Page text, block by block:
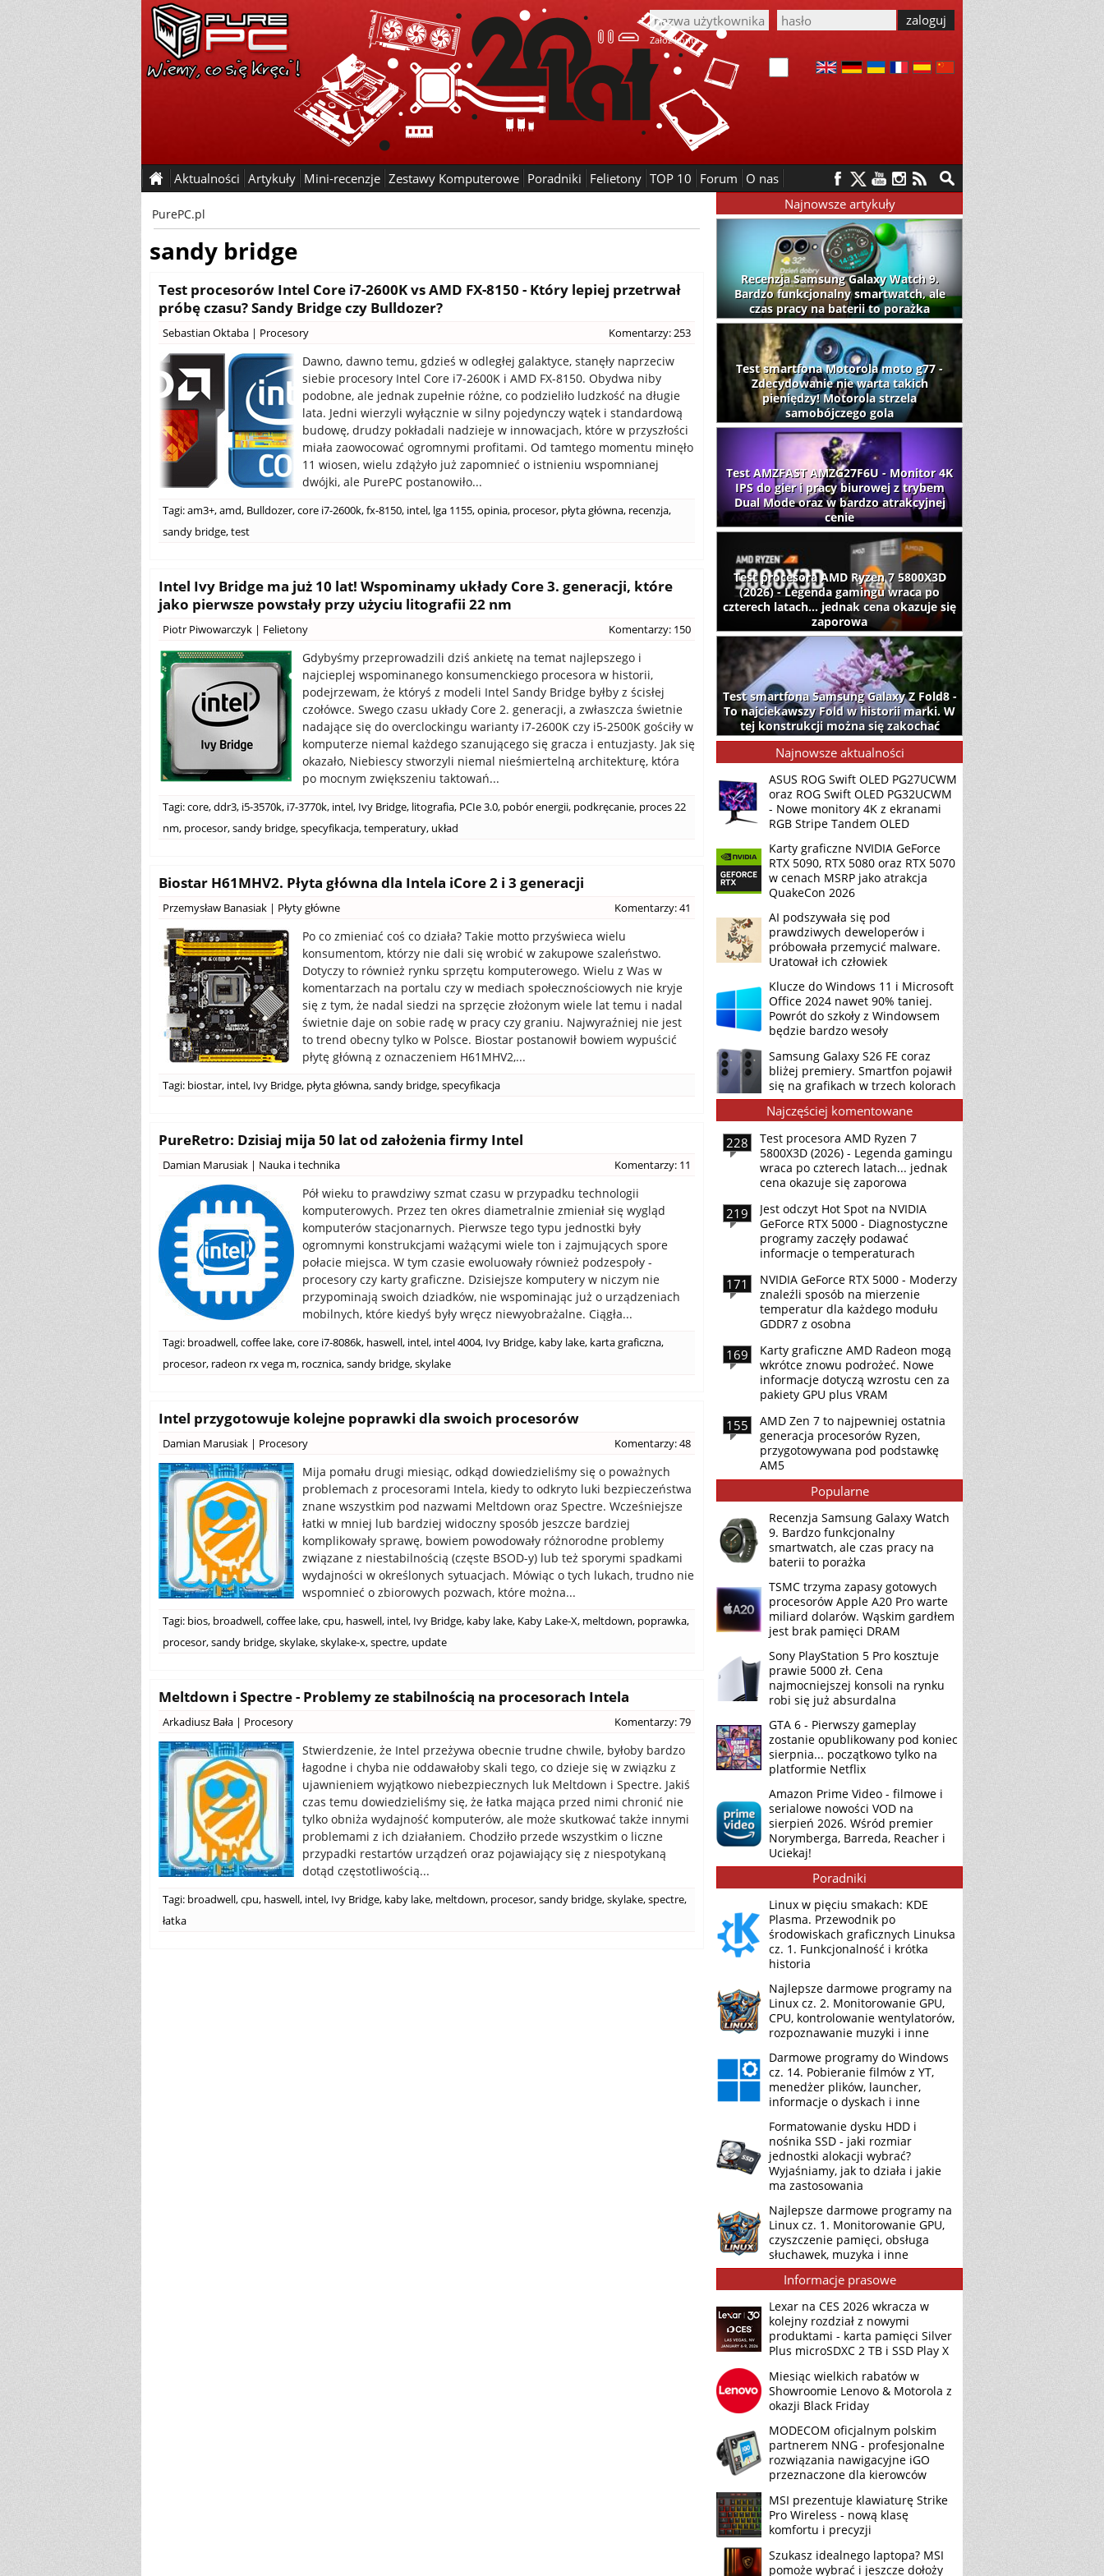
Załóż konto
Aktualności Artykuły Mini-recenzje Zestawy Komputerowe Poradniki Felietony TOP 10 Forum O nas
PurePC.pl
sandy bridge
Test procesorów Intel Core i7-2600K vs AMD FX-8150 - Który lepiej przetrwał
próbę czasu? Sandy Bridge czy Bulldozer?
Sebastian Oktaba | Procesory Komentarzy: 253
Dawno, dawno temu, gdzieś w odległej galaktyce, stanęły naprzeciw
siebie procesory Intel Core i7-2600K i AMD FX-8150. Obydwa niby
podobne, ale jednak zupełnie różne, co podzieliło ludzkość na długie
lata. Jedni wierzyli wyłącznie w silny pojedynczy wątek i standardową
budowę, drudzy pokładali nadzieje w innowacjach, które w przyszłości
miała zaowocować ogromnymi profitami. Od tamtego momentu minęło
11 wiosen, wielu zdążyło już zapomnieć o istnieniu wspomnianej
dwójki, ale PurePC postanowiło...
Tagi:am3+,amd, Bulldozer,core i7-2600k,fx-8150, intel, lga 1155,opinia, procesor, płyta główna, recenzja,
sandy bridge,test
Intel Ivy Bridge ma już 10 lat! Wspominamy układy Core 3. generacji, które
jako pierwsze powstały przy użyciu litografii 22 nm
Piotr Piwowarczyk | Felietony Komentarzy: 150
Gdybyśmy przeprowadzili dziś ankietę na temat najlepszego i
najcieplej wspominanego konsumenckiego procesora w historii,
podejrzewam, że któryś z modeli Intel Sandy Bridge byłby z ścisłej
czołówce. Swego czasu układy Core 2. generacji, a zwłaszcza świetnie
nadające się do overclockingu warianty i7-2600K czy i5-2500K gościły w
komputerze niemal każdego szanującego się gracza i entuzjasty. Jak się
okazało, Niebiescy stworzyli niemal nieśmiertelną architekturę, która
po mocnym zwiększeniu taktowań...
Tagi:core,ddr3, i5-3570k, i7-3770k, intel, Ivy Bridge, litografia, PCIe 3.0, pobór energii, podkręcanie, proces 22
nm, procesor,sandy bridge,specyfikacja,temperatury, układ
Biostar H61MHV2. Płyta główna dla Intela iCore 2 i 3 generacji
Przemysław Banasiak | Płyty główne Komentarzy: 41
Po co zmieniać coś co działa? Takie motto przyświeca wielu
konsumentom, którzy nie dali się wrobić w zakupowe szaleństwo.
Dotyczy to również rynku sprzętu komputerowego. Wielu z Was w
komentarzach na portalu czy w mediach społecznościowych nie kryje
się z tym, że nadal siedzi na sprzęcie złożonym wiele lat temu i nadal
świetnie daje on sobie radę w pracy czy graniu. Najwyraźniej nie jest
to trend obecny tylko w Polsce. Biostar postanowił bowiem wypuścić
płytę główną z oznaczeniem H61MHV2,...
Tagi: biostar, intel, Ivy Bridge, płyta główna,sandy bridge,specyfikacja
PureRetro: Dzisiaj mija 50 lat od założenia firmy Intel
Damian Marusiak | Nauka i technika Komentarzy: 11
Pół wieku to prawdziwy szmat czasu w przypadku technologii
komputerowych. Przez ten okres diametralnie zmieniał się wygląd
komputerów stacjonarnych. Pierwsze tego typu jednostki były
ogromnymi konstrukcjami ważącymi wiele ton i zajmujących spore
połacie miejsca. W tym czasie ewoluowały również podzespoły -
procesory czy karty graficzne. Dzisiejsze komputery w niczym nie
przypominają swoich dziadków, nie wspominając już o urządzeniach
mobilnych, które kiedyś były wręcz niewyobrażalne. Ciągła...
Tagi: broadwell,coffee lake,core i7-8086k, haswell, intel, intel 4004, Ivy Bridge, kaby lake, karta graficzna,
procesor, radeon rx vega m, rocznica,sandy bridge,skylake
Intel przygotowuje kolejne poprawki dla swoich procesorów
Damian Marusiak | Procesory Komentarzy: 48
Mija pomału drugi miesiąc, odkąd dowiedzieliśmy się o poważnych
problemach z procesorami Intela, kiedy to odkryto luki bezpieczeństwa
znane wszystkim pod nazwami Meltdown oraz Spectre. Wcześniejsze
łatki w mniej lub bardziej widoczny sposób jeszcze bardziej
komplikowały sprawę, bowiem powodowały różnorodne problemy
związane z niestabilnością (częste BSOD-y) lub też sporymi spadkami
wydajności w określonych sytuacjach. Mówiąc o tych lukach, trudno nie
wspomnieć o zbiorowych pozwach, które można...
Tagi: bios, broadwell,coffee lake,cpu, haswell, intel, Ivy Bridge, kaby lake, Kaby Lake-X, meltdown, poprawka,
procesor,sandy bridge,skylake,skylake-x,spectre, update
Meltdown i Spectre - Problemy ze stabilnością na procesorach Intela
Arkadiusz Bała | Procesory Komentarzy: 79
Stwierdzenie, że Intel przeżywa obecnie trudne chwile, byłoby bardzo
łagodne i chyba nie oddawałoby skali tego, co dzieje się w związku z
ujawnieniem wyjątkowo niebezpiecznych luk Meltdown i Spectre. Jakiś
czas temu dowiedzieliśmy się, że łatka mająca przed nimi chronić nie
tylko obniża wydajność komputerów, ale może skutkować także innymi
problemami z ich działaniem. Chodziło przede wszystkim o liczne
przypadki restartów urządzeń oraz pojawiający się z niespotykaną
dotąd częstotliwością...
Tagi: broadwell,cpu, haswell, intel, Ivy Bridge, kaby lake, meltdown, procesor,sandy bridge,skylake,spectre,
łatka
Najnowsze artykuły
Recenzja Samsung Galaxy Watch 9.
Bardzo funkcjonalny smartwatch, ale
czas pracy na baterii to porażka
Test smartfona Motorola moto g77 -
Zdecydowanie nie warta takich
pieniędzy! Motorola strzela
samobójczego gola
Test AMZFAST AMZG27F6U - Monitor 4K
IPS do gier i pracy biurowej z trybem
Dual Mode oraz w bardzo atrakcyjnej
cenie
Test procesora AMD Ryzen 7 5800X3D
(2026) - Legenda gamingu wraca po
czterech latach... jednak cena okazuje się
zaporowa
Test smartfona Samsung Galaxy Z Fold8 -
To najciekawszy Fold w historii marki. W
tej konstrukcji można się zakochać
Najnowsze aktualności
ASUS ROG Swift OLED PG27UCWM
oraz ROG Swift OLED PG32UCWM
- Nowe monitory 4K z ekranami
RGB Stripe Tandem OLED
Karty graficzne NVIDIA GeForce
RTX 5090, RTX 5080 oraz RTX 5070
w cenach MSRP jako atrakcja
QuakeCon 2026
AI podszywała się pod
prawdziwych deweloperów i
próbowała przemycić malware.
Uratował ich człowiek
Klucze do Windows 11 i Microsoft
Office 2024 nawet 90% taniej.
Powrót do szkoły z Windowsem
będzie bardzo wesoły
Samsung Galaxy S26 FE coraz
bliżej premiery. Smartfon pojawił
się na grafikach w trzech kolorach
Najczęściej komentowane
228
Test procesora AMD Ryzen 7
5800X3D (2026) - Legenda gamingu
wraca po czterech latach... jednak
cena okazuje się zaporowa
219
Jest odczyt Hot Spot na NVIDIA
GeForce RTX 5000 - Diagnostyczne
programy zaczęły podawać
informacje o temperaturach
171
NVIDIA GeForce RTX 5000 - Moderzy
znaleźli sposób na mierzenie
temperatur dla każdego modułu
GDDR7 z osobna
169
Karty graficzne AMD Radeon mogą
wkrótce znowu podrożeć. Nowe
informacje dotyczą wzrostu cen za
pakiety GPU plus VRAM
155
AMD Zen 7 to najpewniej ostatnia
generacja procesorów Ryzen,
przygotowywana pod podstawkę
AM5
Popularne
Recenzja Samsung Galaxy Watch
9. Bardzo funkcjonalny
smartwatch, ale czas pracy na
baterii to porażka
TSMC trzyma zapasy gotowych
procesorów Apple A20 Pro warte
miliard dolarów. Wąskim gardłem
jest brak pamięci DRAM
Sony PlayStation 5 Pro kosztuje
prawie 5000 zł. Cena
najmocniejszej konsoli na rynku
robi się już absurdalna
GTA 6 - Pierwszy gameplay
zostanie opublikowany pod koniec
sierpnia... początkowo tylko na
platformie Netflix
Amazon Prime Video - filmowe i
serialowe nowości VOD na
sierpień 2026. Wśród premier
Norymberga, Barreda, Reacher i
Uciekaj!
Poradniki
Linux w pięciu smakach: KDE
Plasma. Przewodnik po
środowiskach graficznych Linuksa
cz. 1. Funkcjonalność i krótka
historia
Najlepsze darmowe programy na
Linux cz. 2. Monitorowanie GPU,
CPU, kontrolowanie wentylatorów,
rozpoznawanie muzyki i inne
Darmowe programy do Windows
cz. 14. Pobieranie filmów z YT,
menedżer plików, launcher,
informacje o dyskach i inne
Formatowanie dysku HDD i
nośnika SSD - jaki rozmiar
jednostki alokacji wybrać?
Wyjaśniamy, jak to działa i jakie
ma zastosowania
Najlepsze darmowe programy na
Linux cz. 1. Monitorowanie GPU,
czyszczenie pamięci, obsługa
słuchawek, muzyka i inne
Informacje prasowe
Lexar na CES 2026 wkracza w
kolejny rozdział z nowymi
produktami - karta pamięci Silver
Plus microSDXC 2 TB i SSD Play X
Miesiąc wielkich rabatów w
Showroomie Lenovo & Motorola z
okazji Black Friday
MODECOM oficjalnym polskim
partnerem NNG - profesjonalne
rozwiązania nawigacyjne iGO
przeznaczone dla kierowców
MSI prezentuje klawiaturę Strike
Pro Wireless - nową klasę
komfortu i precyzji
Szukasz idealnego laptopa? MSI
pomoże wybrać i jeszcze dołoży